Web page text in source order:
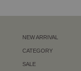
NEW ARRIVAL
CATEGORY
SALE